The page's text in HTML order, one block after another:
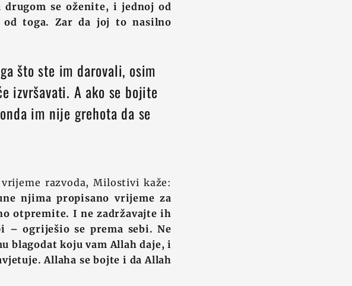
drugom se oženite, i jednoj od
toga. Zar da joj to nasilno
što ste im darovali, osim
izvršavati. A ako se bojite
im nije grehota da se
razvoda, Milostivi kaže:
njima propisano vrijeme za
otpremite. I ne zadržavajte ih
– ogriješio se prema sebi. Ne
blagodat koju vam Allah daje, i
Allaha se bojte i da Allah